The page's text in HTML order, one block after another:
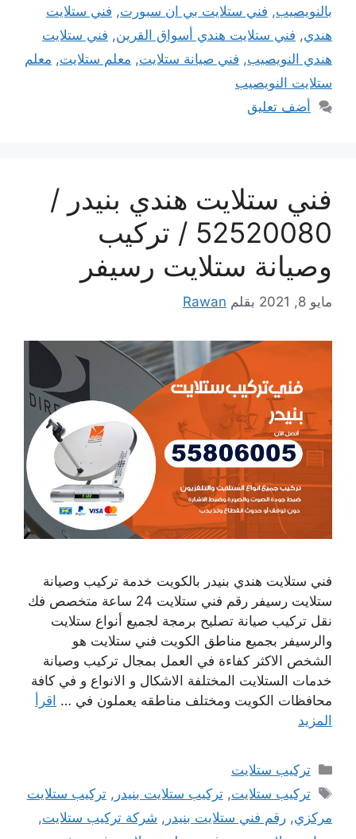
بالنويصيب, فني ستلايت بي ان سبورت, فني ستلايت
هندي, فني ستلايت هندي أسواق القرين, فني ستلايت
هندي النويصيب, فني صيانة ستلايت, معلم ستلايت, معلم
ستلايت النويصيب
أضف تعليق
فني ستلايت هندي بنيدر /
52520080 / تركيب
وصيانة ستلايت رسيفر
مايو 8, 2021 بقلم Rawan
فني ستلايت هندي بنيدر بالكويت خدمة تركيب وصيانة
ستلايت رسيفر رقم فني ستلايت 24 ساعة متخصص فك
نقل تركيب صيانة تصليح برمجة لجميع أنواع ستلايت
والرسيفر بجميع مناطق الكويت فني ستلايت هو
الشخص الاكثر كفاءة في العمل بمجال تركيب وصيانة
خدمات الستلايت المختلفة الاشكال و الانواع و في كافة
محافظات الكويت ومختلف مناطقه يعملون في … اقرأ
المزيد
التصنيفات
تركيب ستلايت
الوسوم
تركيب ستلايت,تركيب ستلايت بنيدر ,تركيب ستلايت
مركزي, رقم فني ستلايت بنيدر , شركة تركيب ستلايت,